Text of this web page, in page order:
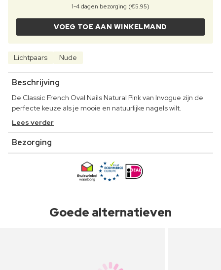
1-4 dagen bezorging (€5.95)
VOEG TOE AAN WINKELMAND
Lichtpaars Nude
Beschrijving
De Classic French Oval Nails Natural Pink van Invogue zijn de
perfecte keuze als je mooie en natuurlijke nagels wilt.
Lees verder
Bezorging
Goede alternatieven